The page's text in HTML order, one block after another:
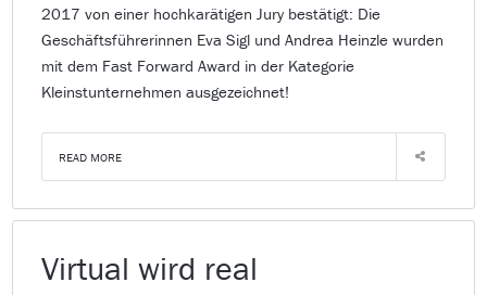
2017 von einer hochkarätigen Jury bestätigt: Die
Geschäftsführerinnen Eva Sigl und Andrea Heinzle wurden
mit dem Fast Forward Award in der Kategorie
Kleinstunternehmen ausgezeichnet!
READ MORE
Virtual wird real